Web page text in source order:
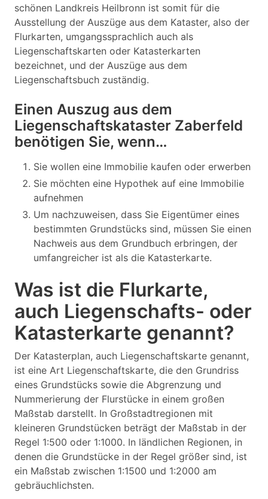
schönen Landkreis Heilbronn ist somit für die
Ausstellung der Auszüge aus dem Kataster, also der
Flurkarten, umgangssprachlich auch als
Liegenschaftskarten oder Katasterkarten
bezeichnet, und der Auszüge aus dem
Liegenschaftsbuch zuständig.
Einen Auszug aus dem
Liegenschaftskataster Zaberfeld
benötigen Sie, wenn…
Sie wollen eine Immobilie kaufen oder erwerben
Sie möchten eine Hypothek auf eine Immobilie
aufnehmen
Um nachzuweisen, dass Sie Eigentümer eines
bestimmten Grundstücks sind, müssen Sie einen
Nachweis aus dem Grundbuch erbringen, der
umfangreicher ist als die Katasterkarte.
Was ist die Flurkarte,
auch Liegenschafts- oder
Katasterkarte genannt?
Der Katasterplan, auch Liegenschaftskarte genannt,
ist eine Art Liegenschaftskarte, die den Grundriss
eines Grundstücks sowie die Abgrenzung und
Nummerierung der Flurstücke in einem großen
Maßstab darstellt. In Großstadtregionen mit
kleineren Grundstücken beträgt der Maßstab in der
Regel 1:500 oder 1:1000. In ländlichen Regionen, in
denen die Grundstücke in der Regel größer sind, ist
ein Maßstab zwischen 1:1500 und 1:2000 am
gebräuchlichsten.